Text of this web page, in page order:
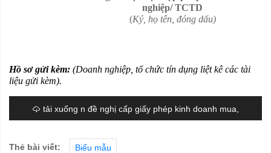
nghiệp/ TCTD
(Ký, họ tên, đóng dấu)
Hồ sơ gửi kèm: (Doanh nghiệp, tổ chức tín dụng liệt kê các tài
liệu gửi kèm).
tải xuống n đề nghị cấp giấy phép kinh doanh mua,
Thẻ bài viết:
Biểu mẫu